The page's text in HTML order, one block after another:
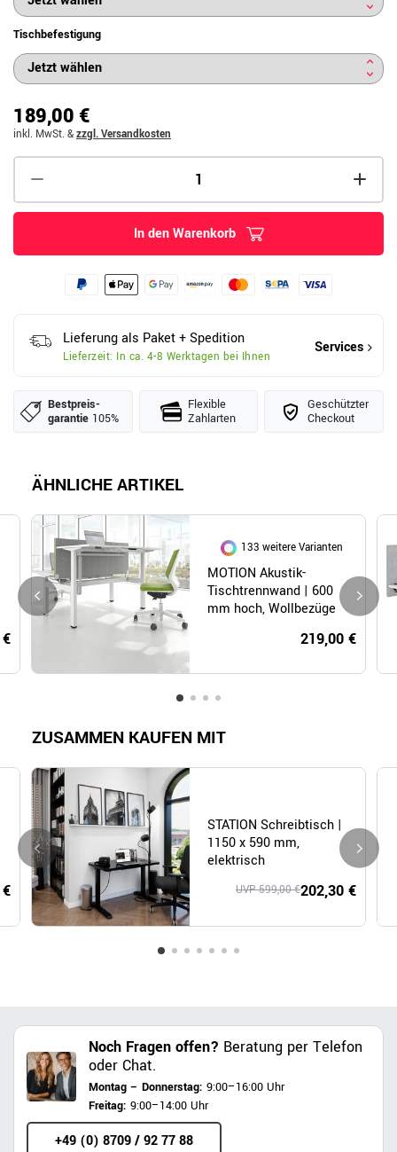
Tischbefestigung
189,00 €
inkl. MwSt. &zzgl. Versandkosten
In den Warenkorb
Lieferung als Paket + Spedition
Lieferzeit: In ca. 4-8 Werktagen bei Ihnen
Services
Bestpreis­
garantie 105%
Flexible
Zahlarten
Geschützter
Checkout
ÄHNLICHE ARTIKEL
133 weitere Varianten
MOTION Akustik-
Tischtrennwand | 600
mm hoch, Wollbezüge
219,00 €
ZUSAMMEN KAUFEN MIT
STATION Schreibtisch |
1150 x 590 mm,
elektrisch
induktives Ladegerät,
202,30 €
UVP 599,00 €
Noch Fragen offen? Beratung per Telefon
oder Chat.
Montag – Donnerstag: 9:00–16:00 Uhr
Freitag: 9:00–14:00 Uhr
+49 (0) 8709 / 92 77 88